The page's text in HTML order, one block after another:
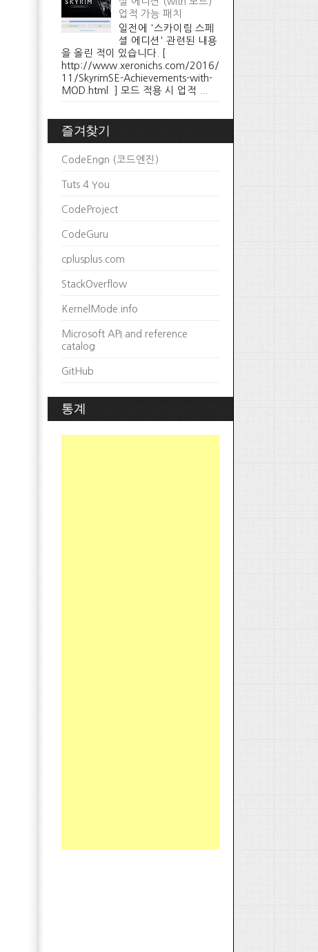
업적 가능 패치
일전에 '스카이림 스페
셜 에디션' 관련된 내용
을 올린 적이 있습니다. [
http://www.xeronichs.com/2016/
11/SkyrimSE-Achievements-with-
MOD.html ] 모드 적용 시 업적 ...
즐겨찾기
CodeEngn (코드엔진)
Tuts 4 You
CodeProject
CodeGuru
cplusplus.com
StackOverflow
KernelMode.info
Microsoft API and reference
catalog
GitHub
통계